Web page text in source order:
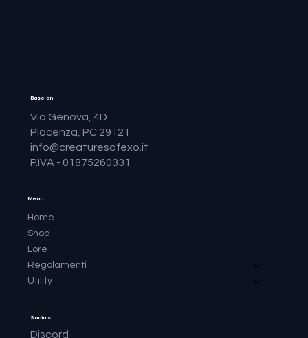
Via Genova, 4D
Piacenza, PC 29121
info@creaturesofexo.it
P.IVA - 01875260331
Base on
Menu
Home
Shop
Lore
Regolamenti
Utility
Discord
Socials